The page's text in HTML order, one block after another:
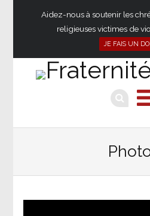
Aidez-nous à soutenir les
religieuses victimes de
JE FAIS UN